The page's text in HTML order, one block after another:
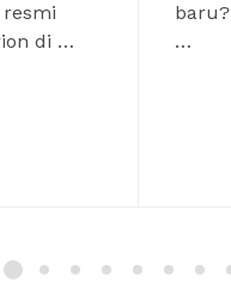
di …
…